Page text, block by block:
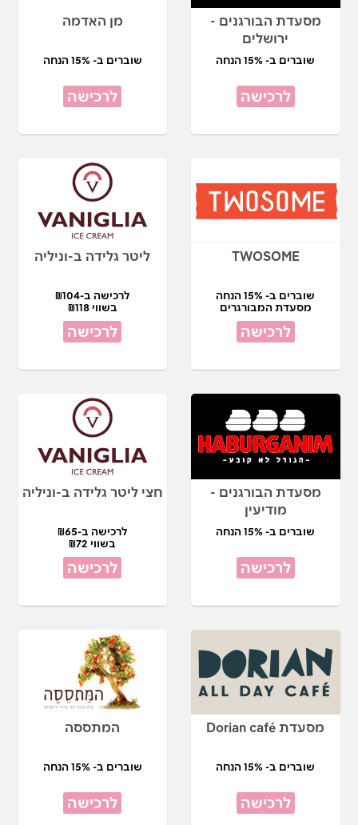
מסעדת הבורגנים -
ירושלים
שוברים ב- 15% הנחה
לרכישה
מן האדמה
שוברים ב- 15% הנחה
לרכישה
TWOSOME
שוברים ב- 15% הנחה
מסעדת המבורגרים
לרכישה
ליטר גלידה ב-וניליה
לרכישה ב-₪104
בשווי ₪118
לרכישה
מסעדת הבורגנים -
מודיעין
שוברים ב- 15% הנחה
לרכישה
חצי ליטר גלידה ב-וניליה
לרכישה ב-₪65
בשווי ₪72
לרכישה
מסעדת Dorian café
שוברים ב- 15% הנחה
לרכישה
המתססה
שוברים ב- 15% הנחה
לרכישה